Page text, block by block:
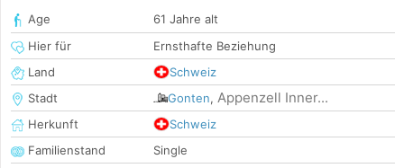
Age
61 Jahre alt
Hier für
Ernsthafte Beziehung
Land
Schweiz
Stadt
Gonten, Appenzell Inner...
Herkunft
Schweiz
Familienstand
Single